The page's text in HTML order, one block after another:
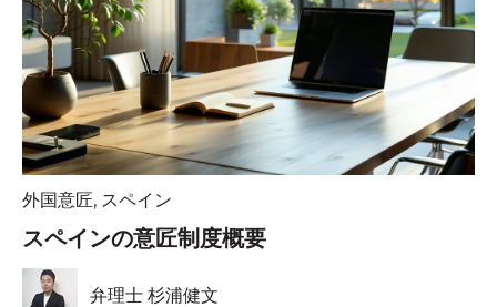
外国意匠, スペイン
スペインの意匠制度概要
弁理士 杉浦健文